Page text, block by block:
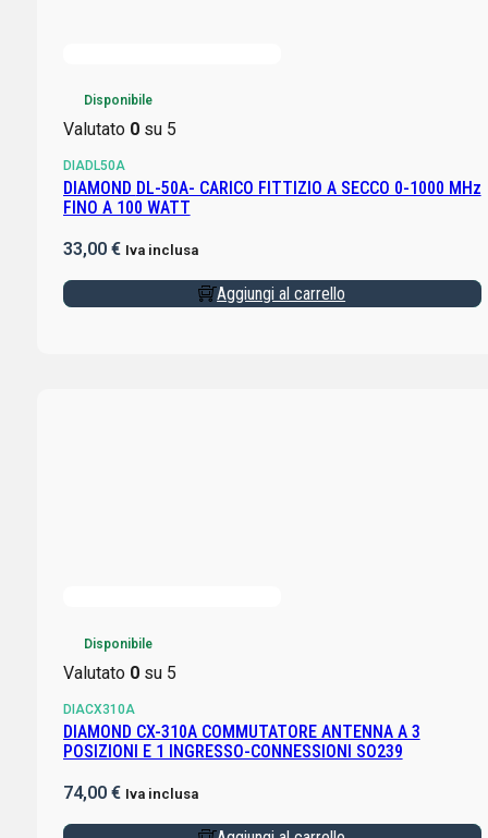
Disponibile
Valutato 0su 5
DIADL50A
DIAMOND DL-50A- CARICO FITTIZIO A SECCO 0-1000 MHz
FINO A 100 WATT
33,00 € Iva inclusa
Aggiungi al carrello
Disponibile
Valutato 0su 5
DIACX310A
DIAMOND CX-310A COMMUTATORE ANTENNA A 3
POSIZIONI E 1 INGRESSO-CONNESSIONI SO239
74,00 € Iva inclusa